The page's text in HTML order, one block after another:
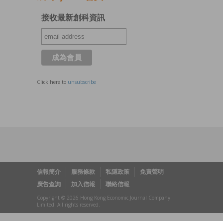
接收最新創科資訊
Click here to unsubscribe
信報簡介 服務條款 私隱政策
免責聲明
廣告查詢
加入信報 聯絡信報
Copyright © 2026 Hong Kong Economic Journal Company
Limited. All rights reserved.